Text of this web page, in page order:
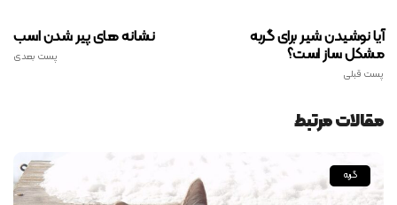
نشانه های پیر شدن اسب
پست بعدی
آیا نوشیدن شیر برای گربه
مشکل ساز است؟
پست قبلی
مقالات مرتبط
گربه